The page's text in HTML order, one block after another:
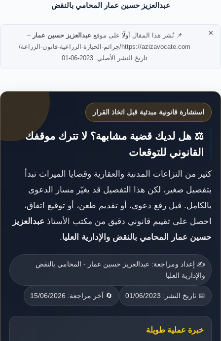
عبدالعزيز حسين عمار المحامي بالنقض
📌 نُشر هذا المقال أولًا على موقع عبدالعزيز حسين عمار –
https://azizavocate.com/جرائم-الحيازة-الزراعية-قانون-الزراعة/
تاريخ النشر الأصلي: 2023-06-01
×
استشارة قانونية مبدئية قبل اتخاذ القرار
⚖️ هل لديك قضية مشابهة؟ لا تترك موقفك
القانوني للتوقعات
كثير من النزاعات المدنية والعقارية وقضايا الميراث تبدأ
بتفصيل صغير، لكن هذا التفصيل قد يغيّر مسار الدعوى
بالكامل. قبل رفع دعوى، أو تقديم طعن، أو توقيع اتفاق،
احصل على تقييم قانوني دقيق من مكتب الأستاذ عبدالعزيز
حسين عمار المحامي بالنقض والإدارية العليا.
✍️ إعداد ومراجعة: عبدالعزيز حسين عمار - المحامي بالنقض
والإدارية العليا
📅 تاريخ النشر: 01/06/2023 🔄 آخر مراجعة: 15/06/2026
خبرة عملية طويلة